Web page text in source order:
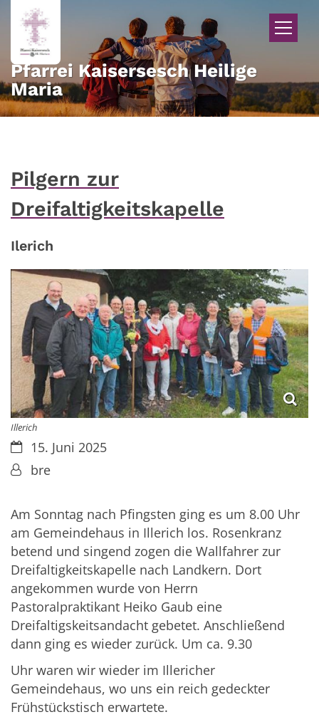
Zum Inhalt springen
Pfarrei Kaisersesch Heilige
Maria
Pilgern zur
Dreifaltigkeitskapelle
Ilerich
Illerich
Datum:15. Juni 2025
Von:bre
Am Sonntag nach Pfingsten ging es um 8.00 Uhr
am Gemeindehaus in Illerich los. Rosenkranz
betend und singend zogen die Wallfahrer zur
Dreifaltigkeitskapelle nach Landkern. Dort
angekommen wurde von Herrn
Pastoralpraktikant Heiko Gaub eine
Dreifaltigskeitsandacht gebetet. Anschließend
dann ging es wieder zurück. Um ca. 9.30
Uhr waren wir wieder im Illericher
Gemeindehaus, wo uns ein reich gedeckter
Frühstückstisch erwartete.